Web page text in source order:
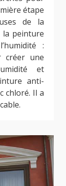
étape
de la
la peinture
:
créer une
et
anti-
chloré. Il a